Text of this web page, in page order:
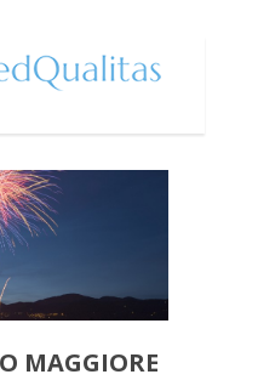
MAGGIORE